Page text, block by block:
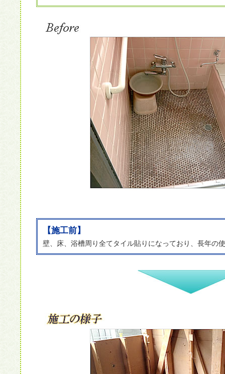
【施工前】
壁、床、浴槽周り全てタイル貼りになっており、長年の